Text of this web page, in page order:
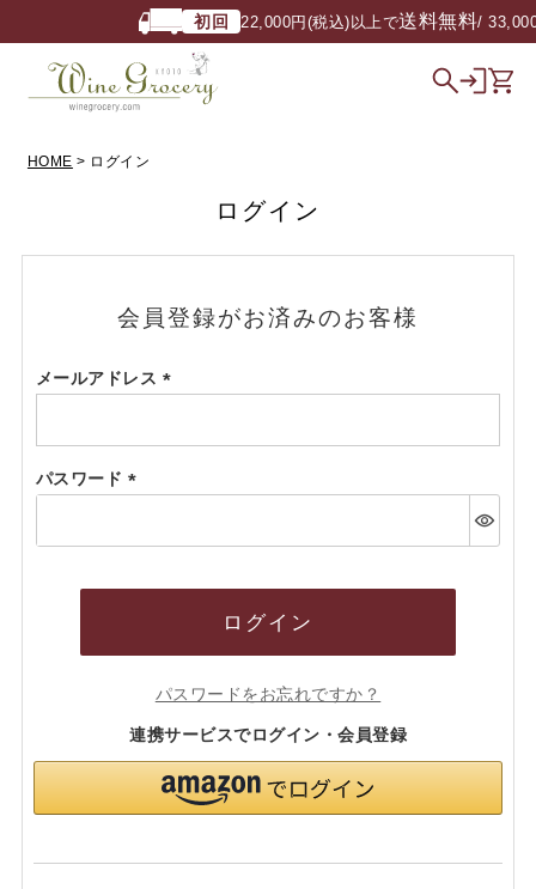
初回 22,000円(税込)以上で送料無料/ 33,000
HOME ログイン
ログイン
会員登録がお済みのお客様
メールアドレス
須)
パスワード
須)
ログイン
パスワードをお忘れですか？
連携サービスでログイン・会員登録